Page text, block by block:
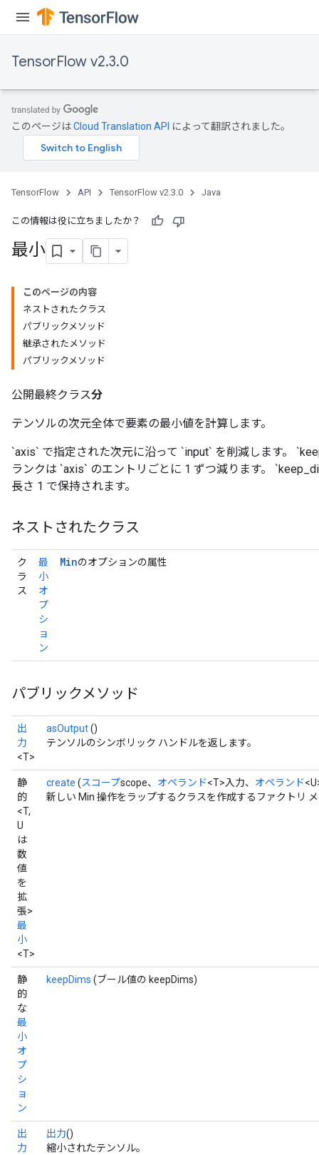
TensorFlow v2.3.0
このページはCloud Translation API によって翻訳されました。
TensorFlow API TensorFlow v2.3.0 Java
この情報は役に立ちましたか？
最小
このページの内容
ネストされたクラス
パブリックメソッド
継承されたメソッド
パブリックメソッド
公開最終クラス分
テンソルの次元全体で要素の最小値を計算します。
`axis` で指定された次元に沿って `input` を削減します。
ランクは `axis` のエントリごとに 1 ずつ減ります。
長さ 1 で保持されます。
ネストされたクラス
ク
ラ
ス
最
小
オ
プ
シ
ョ
ン
Minのオプションの属性
パブリックメソッド
出
力
<T>
asOutput()
テンソルのシンボリック ハンドルを返します。
静
的
<T,
U
は
数
値
を
拡
張>
最
小
<T>
create (スコープscope、 オペランド<T>入力、 オペランド
新しい Min 操作をラップするクラスを作成するファクトリ
静
的
な
最
小
オ
プ
シ
ョ
ン
keepDims (ブール値の keepDims)
出
力
出力()
縮小されたテンソル。